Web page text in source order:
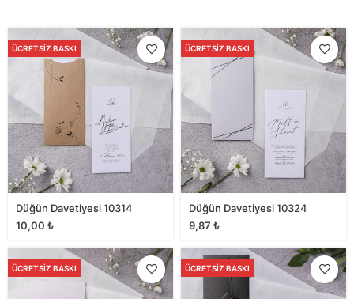
ÜCRETSIZ BASKI
Düğün Davetiyesi 10314
10,00 ₺
ÜCRETSIZ BASKI
Düğün Davetiyesi 10324
9,87 ₺
ÜCRETSIZ BASKI ÜCRETSIZ BASKI